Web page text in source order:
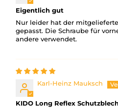
Eigentlich gut
Nur leider hat der
gepasst. Die Schraube für
andere verwendet.
Karl-Heinz Mauksch
KIDO Long Reflex